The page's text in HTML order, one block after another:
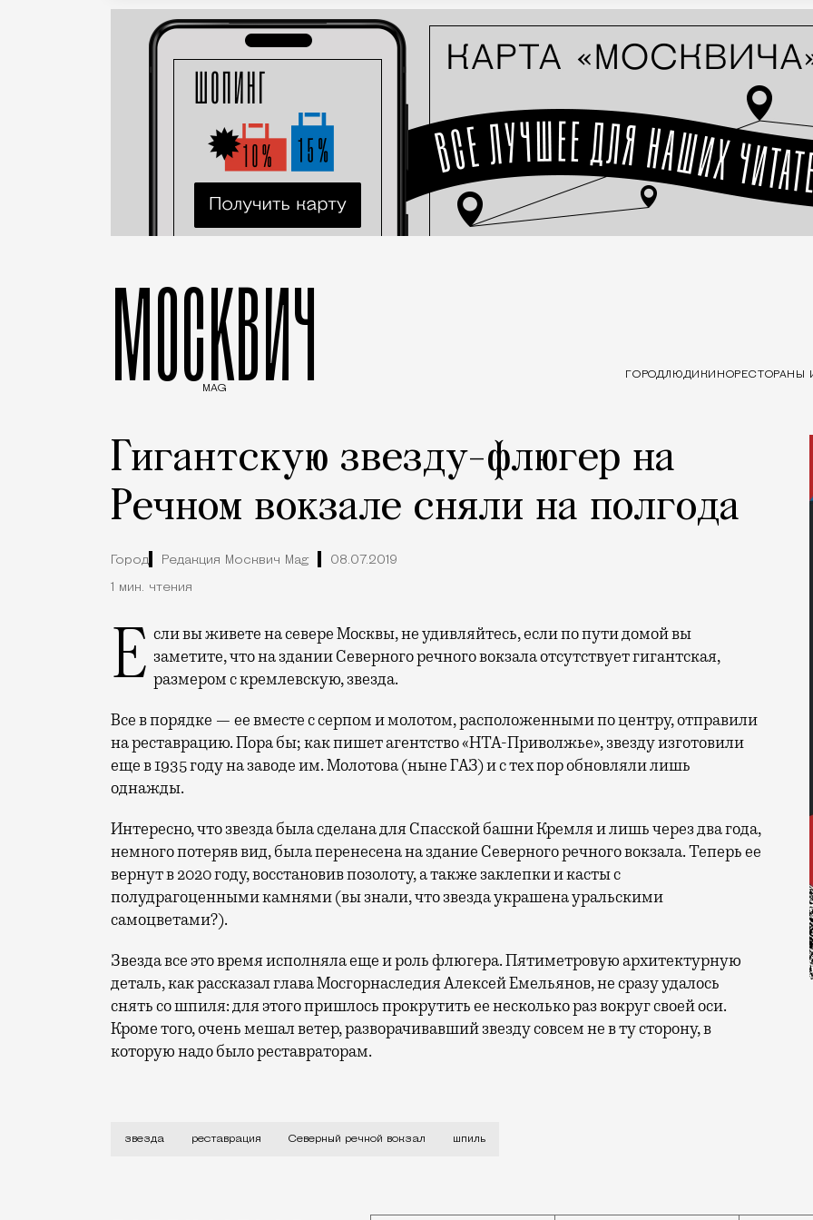
МОСКВИЧ
MAG
ГОРОДЛЮДИ КИНОРЕСТОРАНЫ
Гигантскую звезду-флюгер на
Речном вокзале сняли на полгода
Город Редакция Москвич Mag 08.07.2019
1 мин. чтения
Если вы живете на севере Москвы, не удивляйтесь, если по пути домой вы заметите, что на здании Северного речного вокзала отсутствует гигантская,
размером с кремлевскую, звезда.
Все в порядке — ее вместе с серпом и молотом, расположенными по центру, отправили
на реставрацию. Пора бы; как пишет агентство «НТА-Приволжье», звезду изготовили
еще в 1935 году на заводе им. Молотова (ныне ГАЗ) и с тех пор обновляли лишь
однажды.
Интересно, что звезда была сделана для Спасской башни Кремля и лишь через два года,
немного потеряв вид, была перенесена на здание Северного речного вокзала. Теперь ее
вернут в 2020 году, восстановив позолоту, а также заклепки и касты с
полудрагоценными камнями (вы знали, что звезда украшена уральскими
самоцветами?).
Звезда все это время исполняла еще и роль флюгера. Пятиметровую архитектурную
деталь, как рассказал глава Мосгорнаследия Алексей Емельянов, не сразу удалось
снять со шпиля: для этого пришлось прокрутить ее несколько раз вокруг своей оси.
Кроме того, очень мешал ветер, разворачивавший звезду совсем не в ту сторону, в
которую надо было реставраторам.
Если вы живете на севере Москвы, не удивляйтесь, если по пути домой вы заметите, что на
звезда реставрация Северный речной вокзал шпиль